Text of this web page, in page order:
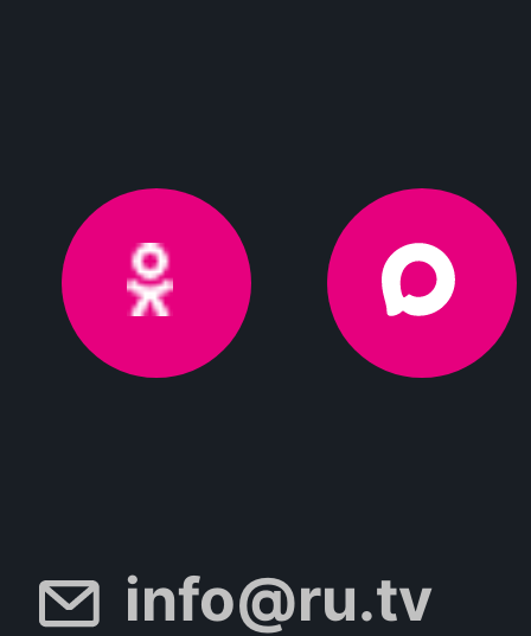
info@ru.tv